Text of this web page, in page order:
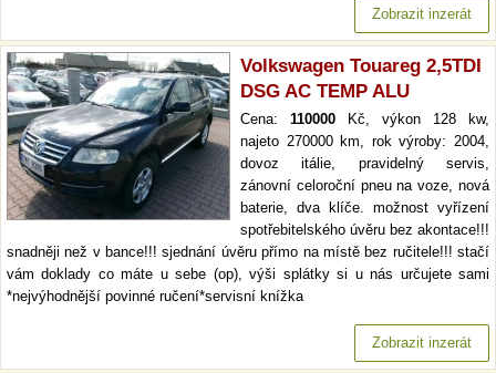
Zobrazit inzerát
Volkswagen Touareg 2,5TDI
DSG AC TEMP ALU
Cena: 110000 Kč, výkon 128 kw,
najeto 270000 km, rok výroby: 2004,
dovoz itálie, pravidelný servis,
zánovní celoroční pneu na voze, nová
baterie, dva klíče. možnost vyřízení
spotřebitelského úvěru bez akontace!!!
snadněji než v bance!!! sjednání úvěru přímo na místě bez ručitele!!! stačí
vám doklady co máte u sebe (op), výši splátky si u nás určujete sami
*nejvýhodnější povinné ručení*servisní knížka
Zobrazit inzerát